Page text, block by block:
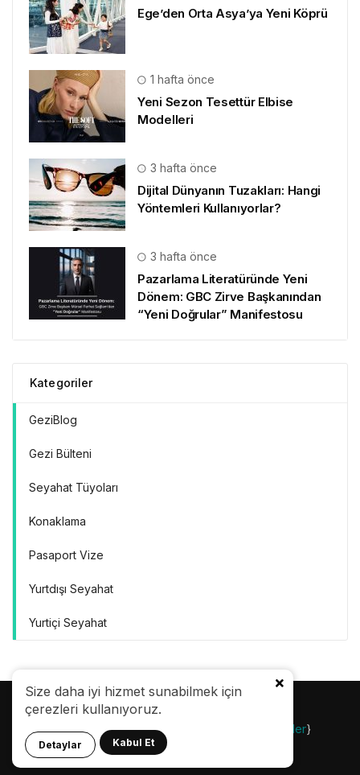
Size daha iyi hizmet sunabilmek için
çerezleri kullanıyoruz.
Detaylar Kabul Et
Ege’den Orta Asya’ya Yeni Köprü
1 hafta önce
Yeni Sezon Tesettür Elbise
Modelleri
3 hafta önce
Dijital Dünyanın Tuzakları: Hangi
Yöntemleri Kullanıyorlar?
3 hafta önce
Pazarlama Literatüründe Yeni
Dönem: GBC Zirve Başkanından
“Yeni Doğrular” Manifestosu
Kategoriler
GeziBlog
Gezi Bülteni
Seyahat Tüyoları
Konaklama
Pasaport Vize
Yurtdışı Seyahat
Yurtiçi Seyahat
© 24.08.2007 |Gezi Bülteni Gezilecek Yerler}